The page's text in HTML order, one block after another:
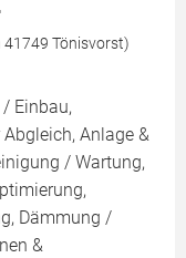
41749 Tönisvorst)
Einbau,
Anlage &
/ Wartung,
Dämmung /
&